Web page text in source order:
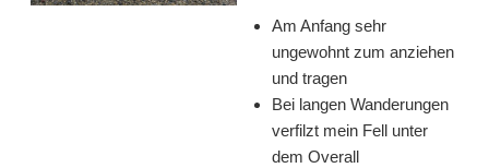
Am Anfang sehr
ungewohnt zum anziehen
und tragen
Bei langen Wanderungen
verfilzt mein Fell unter
dem Overall